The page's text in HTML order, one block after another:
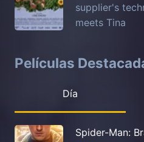
supplier's
meets Tina
Películas
Día
Spider-Man: